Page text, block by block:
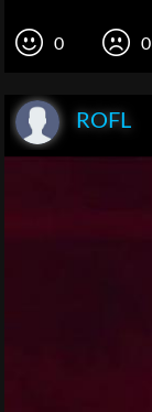
0 0
ROFL